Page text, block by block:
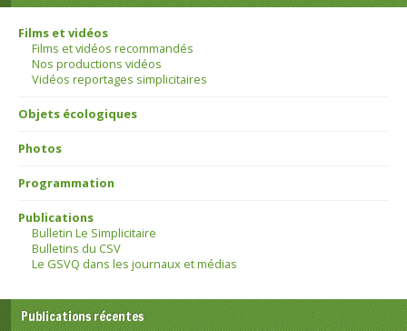
Films et vidéos
Films et vidéos recommandés
Nos productions vidéos
Vidéos reportages simplicitaires
Objets écologiques
Photos
Programmation
Publications
Bulletin Le Simplicitaire
Bulletins du CSV
Le GSVQ dans les journaux et médias
Publications récentes